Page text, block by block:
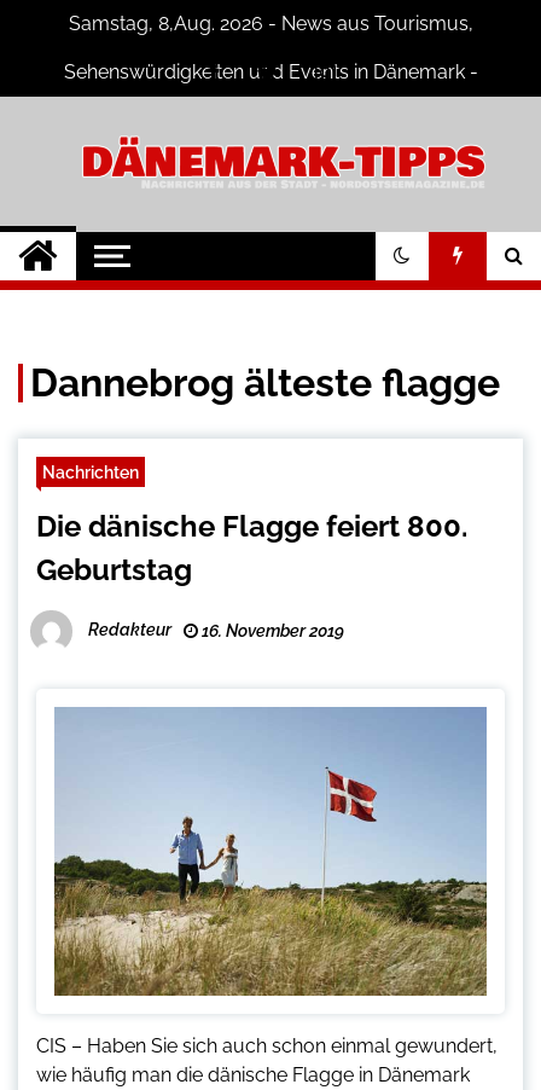
content
Samstag, 8,Aug. 2026 - News aus Tourismus,
Sehenswürdigkeiten und Events in Dänemark -
Dänemark Tipps
Neuigkeiten und Nachrichten in
Dänemark
Dannebrog älteste flagge
Nachrichten
Die dänische Flagge feiert 800.
Geburtstag
Redakteur 16. November 2019
CIS – Haben Sie sich auch schon einmal gewundert,
wie häufig man die dänische Flagge in Dänemark